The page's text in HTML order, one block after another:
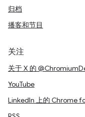
归档
播客和节目
关注
关于 X 的
YouTube
LinkedIn 上的 Chrome